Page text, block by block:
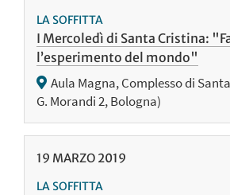
LA SOFFITTA
I Mercoledì di Santa Cristina:
l’esperimento del mondo"
Aula Magna, Complesso di
G. Morandi 2, Bologna)
19 MARZO 2019
LA SOFFITTA